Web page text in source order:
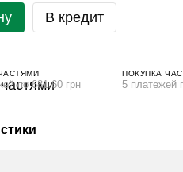
В кредит
по 681.60 грн
ПОКУПКА
5 платежей